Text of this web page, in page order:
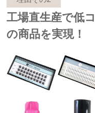
工場直生産で低
の商品を実現！